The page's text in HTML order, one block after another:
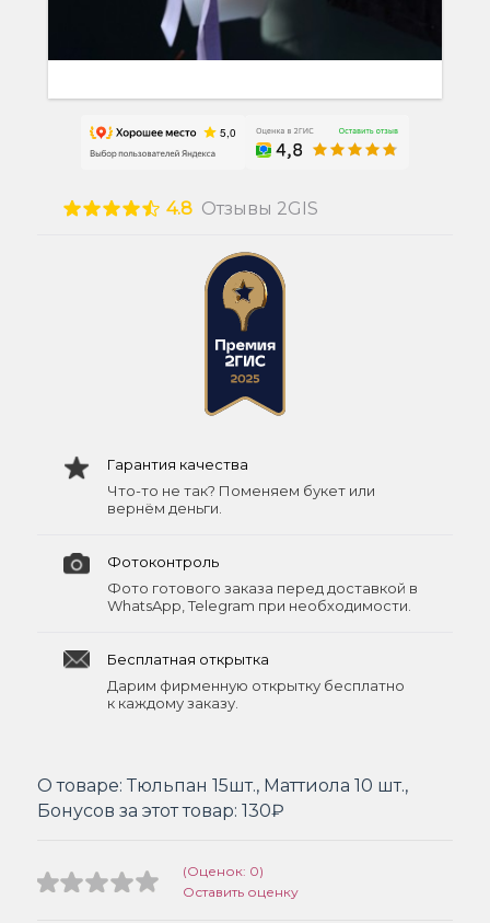
4.8 Отзывы 2GIS
Гарантия качества
Что-то не так? Поменяем букет или
вернём деньги.
Фотоконтроль
Фото готового заказа перед доставкой в
WhatsApp, Telegram при необходимости.
Бесплатная открытка
Дарим фирменную открытку бесплатно
к каждому заказу.
О товаре: Тюльпан 15шт., Маттиола 10 шт.,
Бонусов за этот товар: 130₽
(Оценок: 0)
Оставить оценку